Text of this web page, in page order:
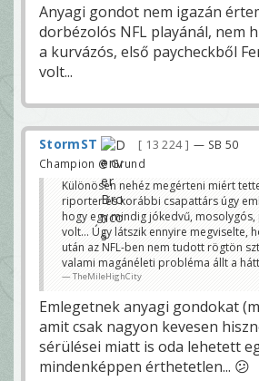
Anyagi gondot nem igazán
dorbézolós NFL playánál, nem
a kurvázós, első paycheckből
volt...
StormST 13 224
— SB 50
Champion @ Grund
Különösen nehéz megérteni miért
riporter és korábbi csapattárs úgy
hogy egy mindig jókedvű,
volt... Úgy látszik ennyire megviselte,
után az NFL-ben nem tudott rögtön
valami magánéleti probléma állt a
TheMileHighCity
Emlegetnek anyagi gondokat
amit csak nagyon kevesen
sérülései miatt is oda lehetett
mindenképpen érthetetlen... 😕